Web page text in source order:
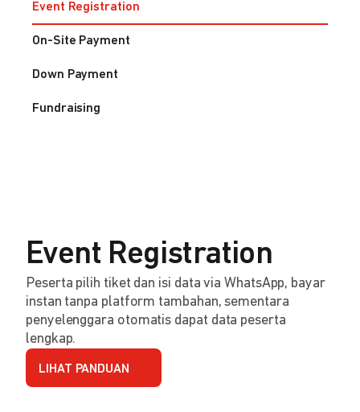
Event Registration
On-Site Payment
Down Payment
Fundraising
Event Registration
Peserta pilih tiket dan isi data via WhatsApp, bayar
instan tanpa platform tambahan, sementara
penyelenggara otomatis dapat data peserta
lengkap.
LIHAT PANDUAN